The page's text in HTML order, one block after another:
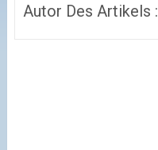
Autor Des Artikels :